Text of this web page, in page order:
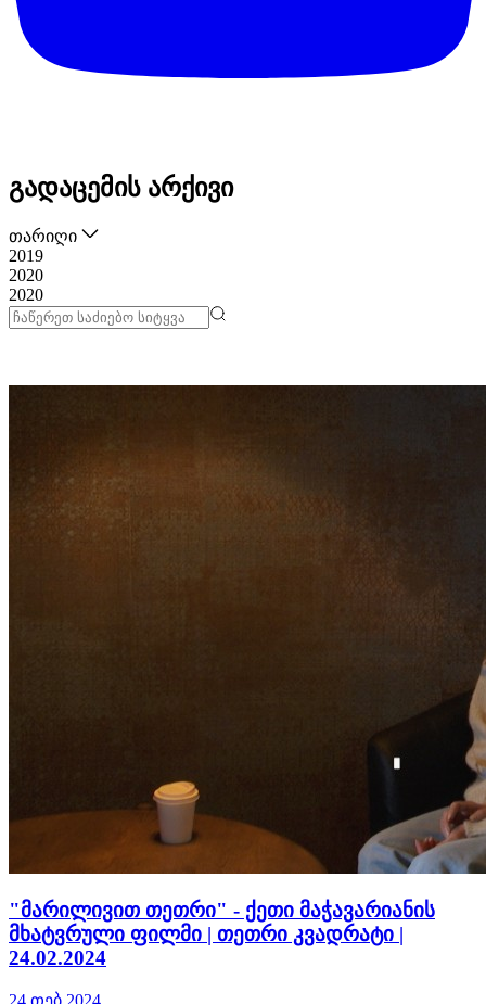
გადაცემის არქივი
თარიღი
2019
2020
2020
"მარილივით თეთრი" - ქეთი მაჭავარიანის
მხატვრული ფილმი | თეთრი კვადრატი |
24.02.2024